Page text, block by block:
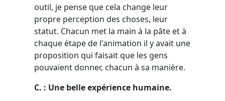
outil, je pense que cela change leur
propre perception des choses, leur
statut. Chacun met la main à la pâte et à
chaque étape de l'animation il y avait une
proposition qui faisait que les gens
pouvaient donner, chacun à sa manière.
C. : Une belle expérience humaine.